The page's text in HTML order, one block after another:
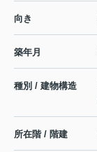
向き
築年月
種別 / 建物構造
所在階 / 階建